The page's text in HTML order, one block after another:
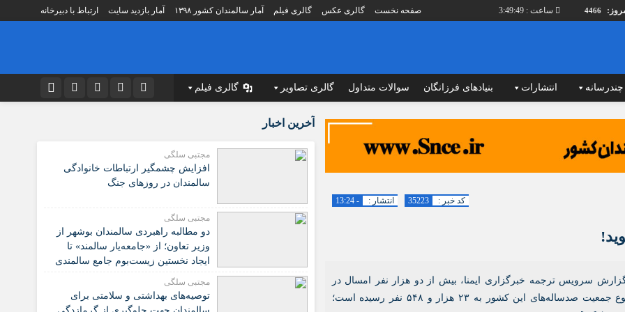
4466 ساعت : 3:49:50 صفحه نخست گالری عکس گالری فیلم آمار سالمندان کشور ۱۳۹۸ آمار بازدید سایت ارتباط با دبیرخانه
چندرسانه انتشارات بنیادهای فرزانگان سوالات متداول گالری تصاویر گالری فیلم
توییتر
آپارات
اپلیکیشن
حقوق سالمند
دانشنامه سالمندی
درباره شورا
نهادهای پوشش دهنده
کمیته های تخصصی
دوره های آموزشی
مؤسسات مردم نهاد
لیست بنیادهای فرزانگان کشور
لیست مراکز تشخیصی درمانی
مراکز نگهداری سالمندان استان تهران
مراکز نگهداری سالمندان تهران
لیست پزشکان اورتو پدی
مراکز سالمندان به تفکیک استانها
انتشار : - 13:24 کد خبر : 35223
سرویس ترجمه خبرگزاری ایمنا، بیش از دو هزار نفر امسال در
ایتالیا مرز ۱۰۰ سالگی را پشت سر گذاشته‌اند و مجموع جمعیت صدساله‌های این کشور به ۲۳ هزار و ۵۴۸ نفر رسیده است؛
آخرین اخبار
مجتبی سلگی
افزایش چشمگیر ارتباطات خانوادگی
سالمندان در روزهای جنگ
مجتبی سلگی
دو مطالبه راهبردی سالمندان بوشهر از
وزیر تعاون؛ از «جامعه‌یار سالمند» تا
ایجاد نخستین زیست‌بوم جامع سالمندی
مجتبی سلگی
️توصیه‌های بهداشتی و سلامتی برای